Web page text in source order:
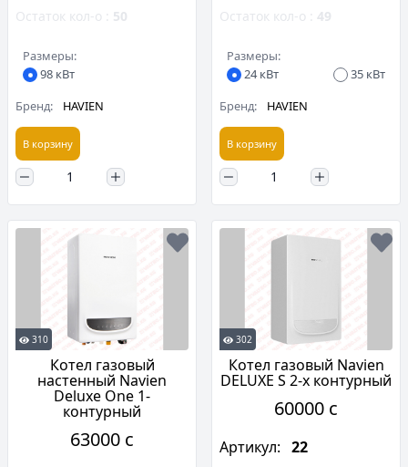
Остаток кол-о : 50
Размеры:
98 кВт
Бренд:
HAVIEN
В корзину
Остаток кол-о : 49
Размеры:
24 кВт
35 кВт
Бренд:
HAVIEN
В корзину
310
Котел газовый
настенный Navien
Deluxe One 1-
контурный
63000 c
302
Котел газовый Navien
DELUXE S 2-х контурный
60000 c
Артикул: 22